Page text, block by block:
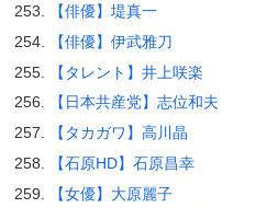
【俳優】堤真一
【俳優】伊武雅刀
【タレント】井上咲楽
【日本共産党】志位和夫
【タカガワ】高川晶
【石原HD】石原昌幸
【女優】大原麗子